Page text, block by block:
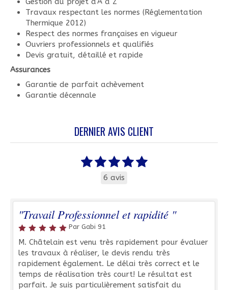
Travaux respectant les normes (Réglementation
Thermique 2012)
Respect des normes françaises en vigueur
Ouvriers professionnels et qualifiés
Devis gratuit, détaillé et rapide
Assurances
Garantie de parfait achèvement
Garantie décennale
DERNIER AVIS CLIENT
6 avis
"Travail Professionnel et rapidité "
Par Gabi 91
M. Châtelain est venu très rapidement pour évaluer
les travaux à réaliser, le devis rendu très
rapidement également. Le délai très correct et le
temps de réalisation très court! Le résultat est
parfait. Je suis particulièrement satisfait du